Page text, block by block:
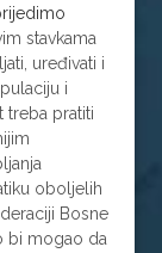
stavkama
uređivati i
i
treba pratiti
oboljelih
Bosne
bi mogao da